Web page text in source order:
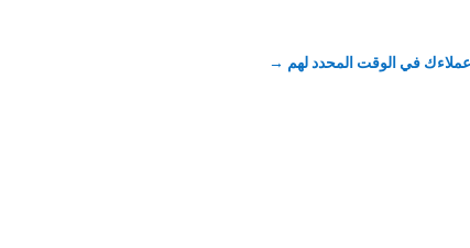
→